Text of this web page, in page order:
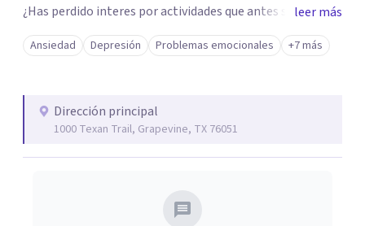
¿Has perdido interes por actividades que antes solías
disfrutar? ¿Te aislas de la gente y ahora sientes soledad y
tristeza? ¿Tuviste una infancia difícil (abuso, abandono,
afectando tu vida o tus relaciones actuales?
leer más
Ansiedad Depresión Problemas emocionales +7 más
Dirección principal
1000 Texan Trail, Grapevine, TX 76051